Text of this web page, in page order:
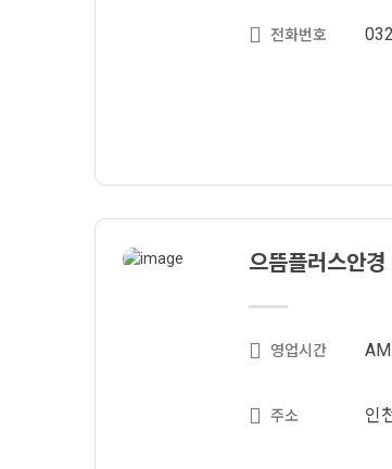
전화번호
으뜸플러스안
영업시간
주소 인